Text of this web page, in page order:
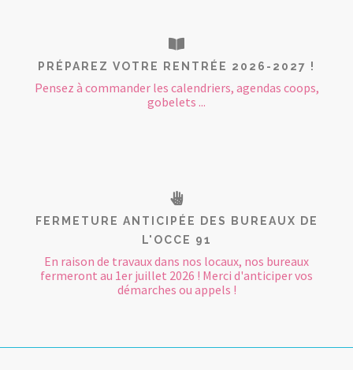
PRÉPAREZ VOTRE RENTRÉE 2026-2027 !
Pensez à commander les calendriers, agendas coops,
gobelets ...
FERMETURE ANTICIPÉE DES BUREAUX DE
L'OCCE 91
En raison de travaux dans nos locaux, nos bureaux
fermeront au 1er juillet 2026 ! Merci d'anticiper vos
démarches ou appels !